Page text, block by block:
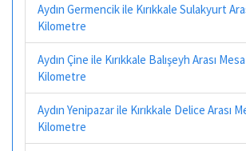
Aydın Germencik ile Kırıkkale Sulakyurt
Kilometre
Aydın Çine ile Kırıkkale Balışeyh Arası
Kilometre
Aydın Yenipazar ile Kırıkkale Delice Arası
Kilometre